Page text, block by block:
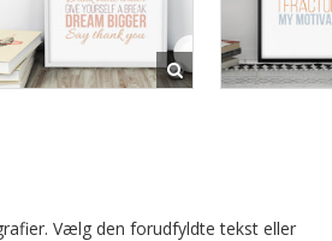
Vælg den forudfyldte tekst eller